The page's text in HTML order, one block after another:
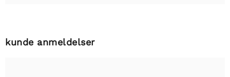
kunde anmeldelser